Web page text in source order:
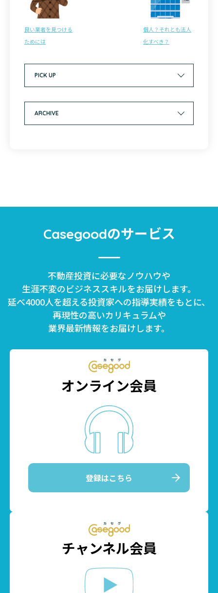
良い業者を見つける
ためには
個人？それとも法人
化すべき？
PICK UP
ARCHIVE
Casegoodのサービス
不動産投資に必要なノウハウや
生涯不変のビジネススキルをお届けします。
延べ4000人を超える投資家への指導実績をもとに、
再現性の高いカリキュラムや
業界最新情報をお届けします。
オンライン会員
登録はこちら
チャンネル会員